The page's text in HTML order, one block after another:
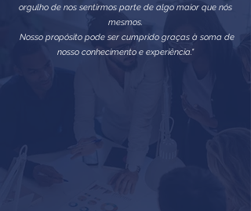
orgulho de nos sentirmos parte de algo maior que nós
mesmos.
Nosso propósito pode ser cumprido graças à soma de
nosso conhecimento e experiência."